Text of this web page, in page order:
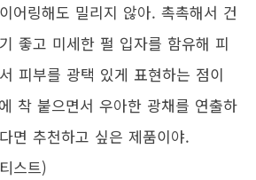
어링해도 밀리지 않아. 촉촉해서 건
좋고 미세한 펄 입자를 함유해 피
피부를 광택 있게 표현하는 점이
착 붙으면서 우아한 광채를 연출하
면 추천하고 싶은 제품이야.
스트)